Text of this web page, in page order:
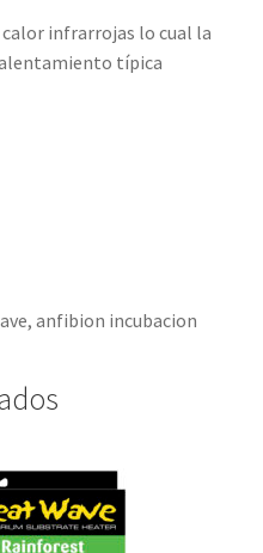
infrarrojas lo cual la
típica
anfibion incubacion